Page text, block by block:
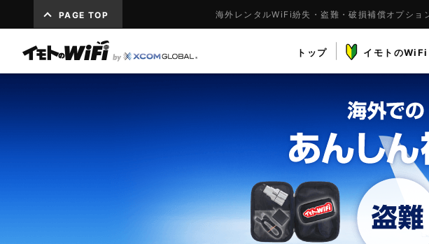
海外レンタルWiFi紛失・盗難・破損補償オプショ
PAGE TOP
トップ イモトのWiFi